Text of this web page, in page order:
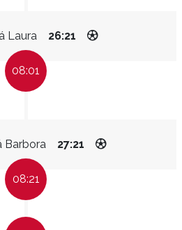
Laura 26:21
08:01
Barbora 27:21
08:21